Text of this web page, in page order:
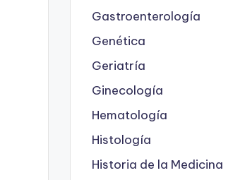
Gastroenterología
Genética
Geriatría
Ginecología
Hematología
Histología
Historia de la Medicina